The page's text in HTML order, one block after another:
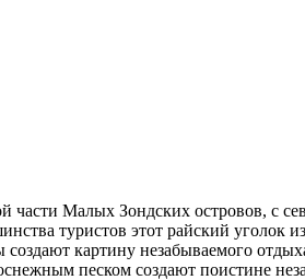
Малых Зондских островов, с
туристов этот райский уголок
картину незабываемого
песком создают поистине